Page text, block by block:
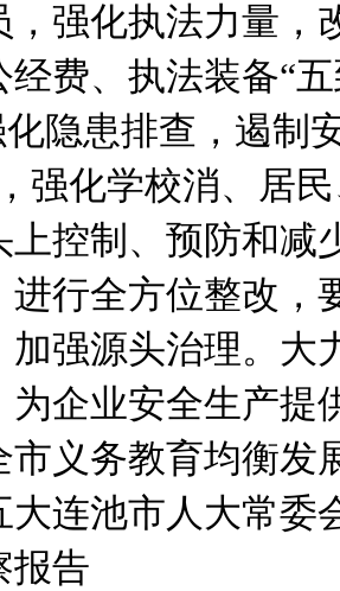
，强化执法力量，
经费、执法装备“
化隐患排查，遏
强化学校消、居
上控制、预防和减
进行全方位整改，
加强源头治理。大
为企业安全生产提
市义务教育均衡发
大连池市人大常委
报告